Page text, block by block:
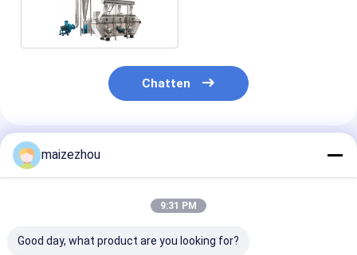
Chatten
Geadviseerde Producten
maizezhou
9:31 PM
Good day, what product are you looking for?